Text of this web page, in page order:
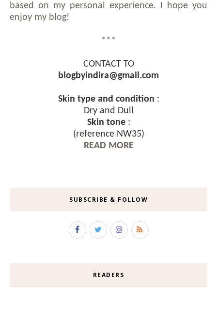
based on my personal experience. I hope you
enjoy my blog!
***
CONTACT TO
blogbyindira@gmail.com
Skin type and condition :
Dry and Dull
Skin tone:
(reference NW35)
READ MORE
SUBSCRIBE & FOLLOW
READERS